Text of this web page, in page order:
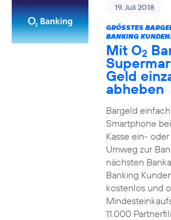
19. Juli 2018
GRÖSSTES
BANKING
Mit O2
Geld
abheben
Bargeld
Smartphone
Kasse ein-
Umweg zur
nächsten
Banking
kostenlos und
11.000